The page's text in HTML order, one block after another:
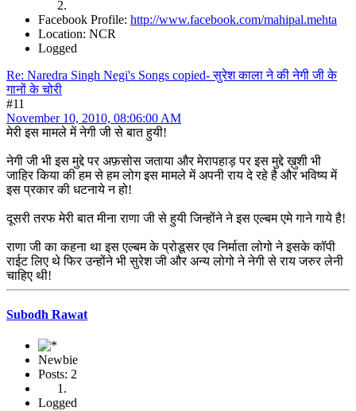
Facebook Profile: http://www.facebook.com/mahipal.mehta
Location: NCR
Logged
Re: Naredra Singh Negi's Songs copied- सुरेश काला ने की नेगी जी के
गानों के चोरी
#11
November 10, 2010, 08:06:00 AM
मेरी इस मामले में नेगी जी से बात हुयी!
नेगी जी भी इस मुद्दे पर अफ़सोस जताया और मेरापहाड़ पर इस मुद्दे ख़ुशी भी
जाहिर किया की हम से हम लोग इस मामले में अपनी राय दे रहे है और भविष्य में
इस प्रकार की धटनाये न हो!
दूसरी तरफ मेरी बात मीना राणा जी से हुयी जिन्होंने ने इस एल्बम एमे गाने गाये है!
राणा जी का कहना था इस एल्बम के प्रोडूसर एव निर्माता लोगो ने इसके कॉपी
राईट लिए थे फिर उन्होंने भी सुरेश जी और अन्य लोगो ने नेगी से राय जरुर लेनी
चाहिए थी!
Subodh Rawat
Newbie
Posts: 2
Logged